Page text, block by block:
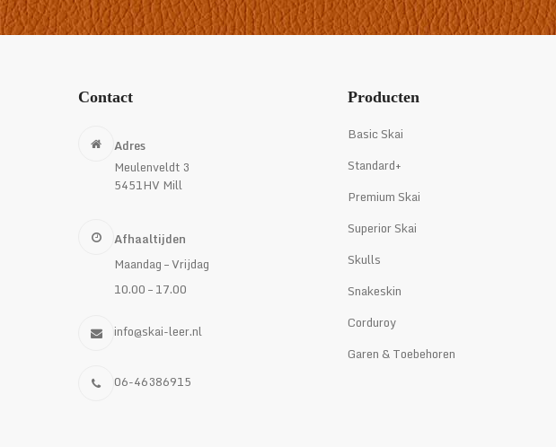
Contact
Adres
Meulenveldt 3
5451HV Mill
Afhaaltijden
Maandag – Vrijdag
10.00 – 17.00
info@skai-leer.nl
06-46386915
Producten
Basic Skai
Standard+
Premium Skai
Superior Skai
Skulls
Snakeskin
Corduroy
Garen & Toebehoren